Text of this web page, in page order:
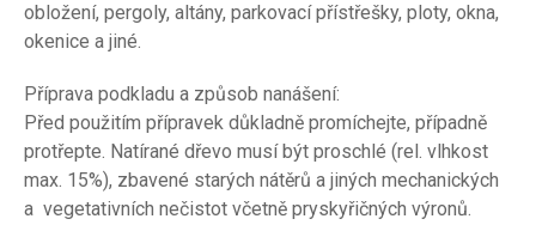
obložení, pergoly, altány, parkovací přístřešky, ploty, okna,
okenice a jiné.
Příprava podkladu a způsob nanášení:
Před použitím přípravek důkladně promíchejte, případně
protřepte. Natírané dřevo musí být proschlé (rel. vlhkost
max. 15%), zbavené starých nátěrů a jiných mechanických
a vegetativních nečistot včetně pryskyřičných výronů.